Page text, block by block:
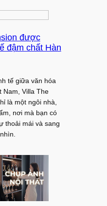
được
đậm chất Hàn
tế giữa văn hóa
Nam, Villa The
là một ngôi nhà,
nơi mà bạn có
thoải mái và sang